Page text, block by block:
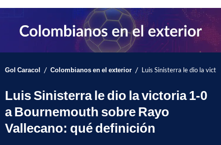
Gol Caracol / Colombianos en el exterior / Luis Sinisterra le dio la
Luis Sinisterra le dio la victoria 1-0
a Bournemouth sobre Rayo
Vallecano: qué definición